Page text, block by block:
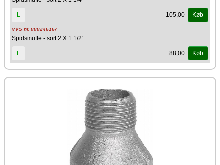
L 105,00 Køb
VVS nr. 000246167
Spidsmuffe - sort 2 X 1 1/2"
L 88,00 Køb